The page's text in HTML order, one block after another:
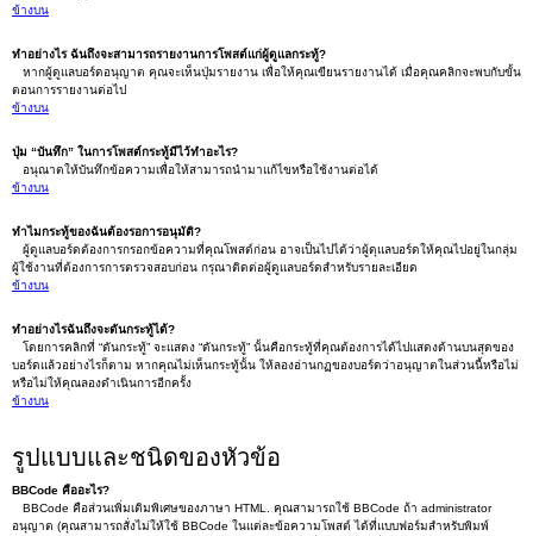
ข้างบน
ทำอย่างไร ฉันถึงจะสามารถรายงานการโพสต์แก่ผู้ดูแลกระทู้?
หากผู้ดูแลบอร์ดอนุญาต คุณจะเห็นปุ่มรายงาน เพื่อให้คุณเขียนรายงานได้ เมื่อคุณคลิกจะพบกับขั้น
ตอนการรายงานต่อไป
ข้างบน
ปุ่ม “บันทึก” ในการโพสต์กระทู้มีไว้ทำอะไร?
อนุณาตให้บันทึกข้อความเพื่อให้สามารถนำมาแก้ไขหรือใช้งานต่อได้
ข้างบน
ทำไมกระทู้ของฉันต้องรอการอนุมัติ?
ผู้ดูแลบอร์ดต้องการกรอกข้อความที่คุณโพสต์ก่อน อาจเป็นไปได้ว่าผู้ดุแลบอร์ดให้คุณไปอยู่ในกลุ่ม
ผู้ใช้งานที่ต้องการการตรวจสอบก่อน กรุณาติดต่อผู้ดูแลบอร์ดสำหรับรายละเอียด
ข้างบน
ทำอย่างไรฉันถึงจะดันกระทู้ได้?
โดยการคลิกที่ “ดันกระทู้” จะแสดง “ดันกระทู้” นั้นคือกระทู้ที่คุณต้องการได้ไปแสดงด้านบนสุดของ
บอร์ดแล้วอย่างไรก็ตาม หากคุณไม่เห็นกระทู้นั้น ให้ลองอ่านกฏของบอร์ดว่าอนุญาตในส่วนนี้หรือไม่
หรือไม่ให้คุณลองดำเนินการอีกครั้ง
ข้างบน
รูปแบบและชนิดของหัวข้อ
BBCode คืออะไร?
BBCode คือส่วนเพิ่มเติมพิเศษของภาษา HTML. คุณสามารถใช้ BBCode ถ้า administrator
อนุญาต (คุณสามารถสั่งไม่ให้ใช้ BBCode ในแต่ละข้อความโพสต์ ได้ที่แบบฟอร์มสำหรับพิมพ์